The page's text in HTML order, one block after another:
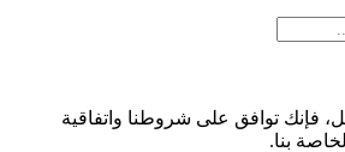
فإنك توافق على شروطنا واتفاقية
بنا.